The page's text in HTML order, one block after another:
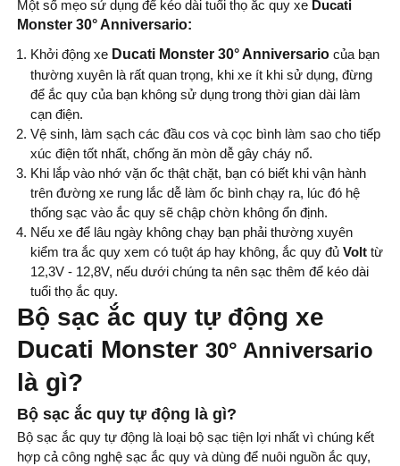
Một số mẹo sử dụng để kéo dài tuổi thọ ắc quy xe Ducati
Monster 30° Anniversario:
Khởi động xe Ducati Monster 30° Anniversario của bạn
thường xuyên là rất quan trọng, khi xe ít khi sử dụng, đừng
để ắc quy của bạn không sử dụng trong thời gian dài làm
cạn điện.
Vệ sinh, làm sạch các đầu cos và cọc bình làm sao cho tiếp
xúc điện tốt nhất, chống ăn mòn dễ gây cháy nổ.
Khi lắp vào nhớ vặn ốc thật chặt, bạn có biết khi vận hành
trên đường xe rung lắc dễ làm ốc bình chạy ra, lúc đó hệ
thống sạc vào ắc quy sẽ chập chờn không ổn định.
Nếu xe để lâu ngày không chạy bạn phải thường xuyên
kiểm tra ắc quy xem có tuột áp hay không, ắc quy đủ Volt từ
12,3V - 12,8V, nếu dưới chúng ta nên sạc thêm để kéo dài
tuổi thọ ắc quy.
Bộ sạc ắc quy tự động xe
Ducati Monster 30° Anniversario
là gì?
Bộ sạc ắc quy tự động là gì?
Bộ sạc ắc quy tự động là loại bộ sạc tiện lợi nhất vì chúng kết
hợp cả công nghệ sạc ắc quy và dùng để nuôi nguồn ắc quy,